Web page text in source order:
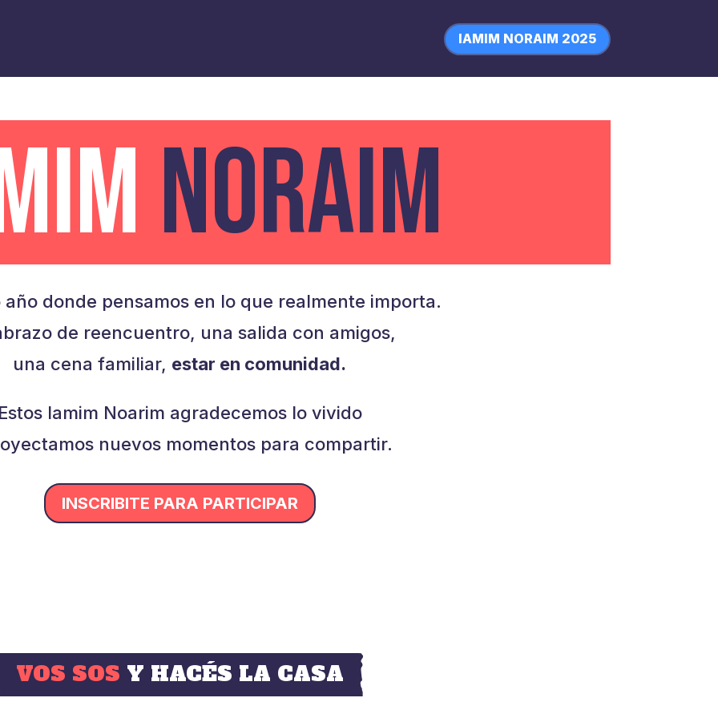
IAMIM NORAIM 2025
NORAIM
donde pensamos en lo que realmente importa.
de reencuentro, una salida con amigos,
una cena familiar, estar en comunidad.
Iamim Noarim agradecemos lo vivido
nuevos momentos para compartir.
INSCRIBITE PARA PARTICIPAR
VOS SOS Y HACÉS LA CASA